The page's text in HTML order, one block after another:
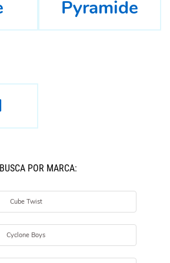
Pyramide
BUSCÁ POR MARCA:
Cube Twist
Cyclone Boys